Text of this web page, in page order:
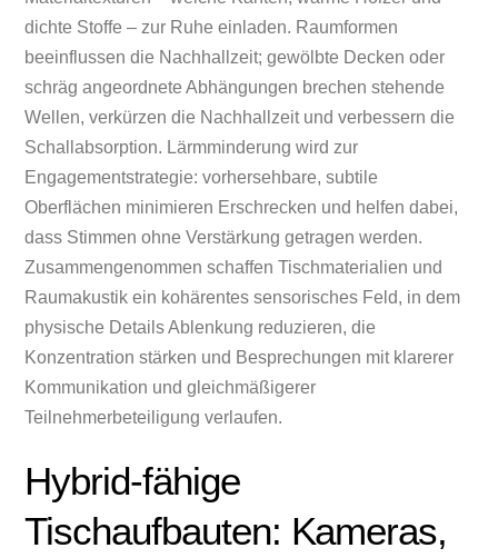
dichte Stoffe – zur Ruhe einladen. Raumformen
beeinflussen die Nachhallzeit; gewölbte Decken oder
schräg angeordnete Abhängungen brechen stehende
Wellen, verkürzen die Nachhallzeit und verbessern die
Schallabsorption. Lärmminderung wird zur
Engagementstrategie: vorhersehbare, subtile
Oberflächen minimieren Erschrecken und helfen dabei,
dass Stimmen ohne Verstärkung getragen werden.
Zusammengenommen schaffen Tischmaterialien und
Raumakustik ein kohärentes sensorisches Feld, in dem
physische Details Ablenkung reduzieren, die
Konzentration stärken und Besprechungen mit klarerer
Kommunikation und gleichmäßigerer
Teilnehmerbeteiligung verlaufen.
Hybrid-fähige
Tischaufbauten: Kameras,